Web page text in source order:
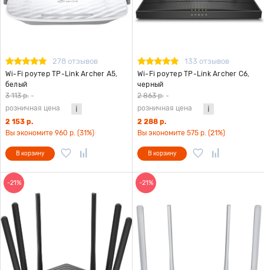
278 отзывов
Wi-Fi роутер TP-Link Archer A5,
белый
3 113 р. -
розничная цена
2 153 р.
Вы экономите 960 р. (31%)
В корзину
133 отзывов
Wi-Fi роутер TP-Link Archer C6,
черный
2 863 р. -
розничная цена
2 288 р.
Вы экономите 575 р. (21%)
В корзину
-21% -21%